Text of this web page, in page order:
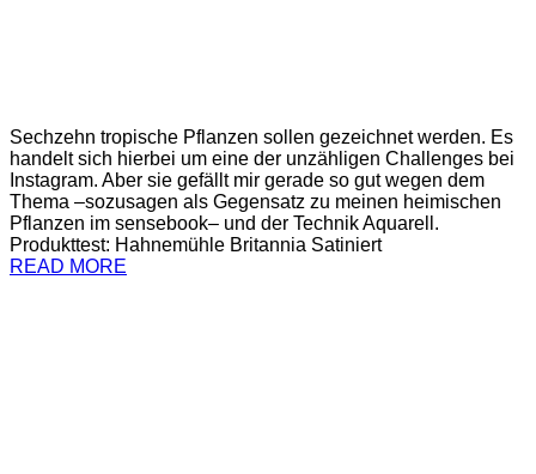
Sechzehn tropische Pflanzen sollen gezeichnet werden. Es
handelt sich hierbei um eine der unzähligen Challenges bei
Instagram. Aber sie gefällt mir gerade so gut wegen dem
Thema –sozusagen als Gegensatz zu meinen heimischen
Pflanzen im sensebook– und der Technik Aquarell.
Produkttest: Hahnemühle Britannia Satiniert
READ MORE